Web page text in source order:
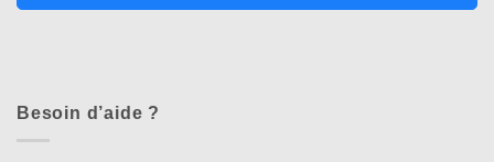
Besoin d’aide ?